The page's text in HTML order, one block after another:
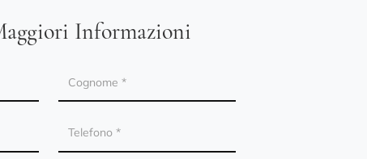
Informazioni